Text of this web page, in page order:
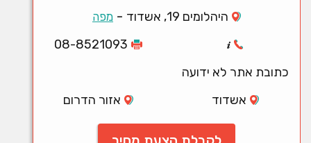
היהלומים 19, אשדוד - מפה
08-8521093
כתובת אתר לא ידועה
אשדוד
אזור הדרום